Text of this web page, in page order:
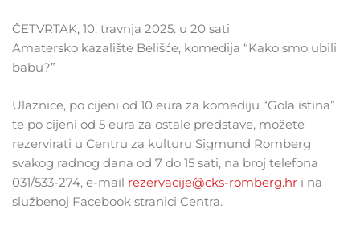
ČETVRTAK, 10. travnja 2025. u 20 sati
Amatersko kazalište Belišće, komedija “Kako smo ubili
babu?”
Ulaznice, po cijeni od 10 eura za komediju “Gola istina”
te po cijeni od 5 eura za ostale predstave, možete
rezervirati u Centru za kulturu Sigmund Romberg
svakog radnog dana od 7 do 15 sati, na broj telefona
031/533-274, e-mail rezervacije@cks-romberg.hr i na
službenoj Facebook stranici Centra.